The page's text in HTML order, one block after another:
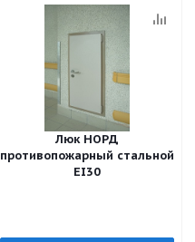
Люк НОРД
противопожарный стальной
EI30